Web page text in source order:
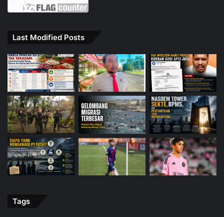
Last Modified Posts
Tags